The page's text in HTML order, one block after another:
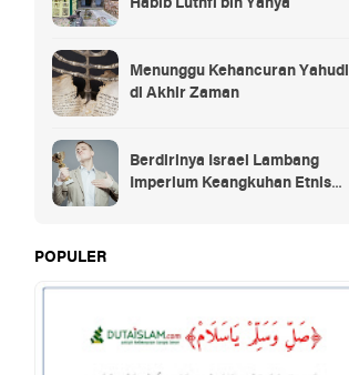
Habib Luthfi bin Yahya
Menunggu Kehancuran Yahudi
di Akhir Zaman
Berdirinya Israel Lambang
Imperium Keangkuhan Etnis
POPULER